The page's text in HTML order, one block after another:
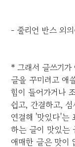
- 줄리언 반스 외
* 그래서 글쓰기가
글을 꾸미려고 애
힘이 들어가거나
쉽고, 간결하고,
연결해 '맛있다'는
하는 글이 맛있는
애매한 글은 맛이